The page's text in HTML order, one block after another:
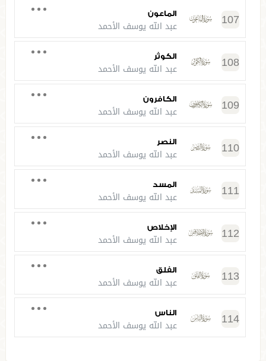
107 الماعون
عبد الله يوسف الأحمد
108 الكوثر
عبد الله يوسف الأحمد
109 الكافرون
عبد الله يوسف الأحمد
110 النصر
عبد الله يوسف الأحمد
111 المسد
عبد الله يوسف الأحمد
112 الإخلاص
عبد الله يوسف الأحمد
113 الفلق
عبد الله يوسف الأحمد
114 الناس
عبد الله يوسف الأحمد